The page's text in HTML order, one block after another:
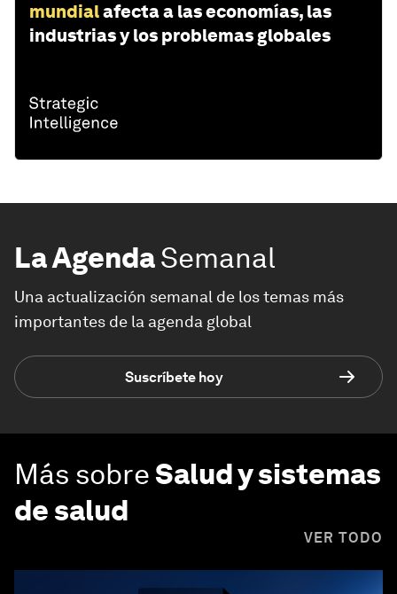
mundialafecta a las economías, las
industrias y los problemas globales
La AgendaSemanal
Una actualización semanal de los temas más
importantes de la agenda global
Suscríbete hoy
Más sobreSalud y sistemas
de salud
VER TODO